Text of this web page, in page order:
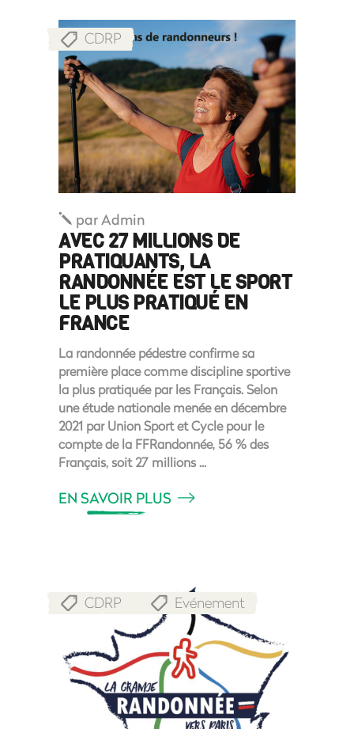
CDRP
parAdmin
AVEC 27 MILLIONS DE
PRATIQUANTS, LA
RANDONNÉE EST LE SPORT
LE PLUS PRATIQUÉ EN
FRANCE
La randonnée pédestre confirme sa
première place comme discipline sportive
la plus pratiquée par les Français. Selon
une étude nationale menée en décembre
2021 par Union Sport et Cycle pour le
compte de la FFRandonnée, 56 % des
Français, soit 27 millions
EN SAVOIR PLUS
CDRP Evénement